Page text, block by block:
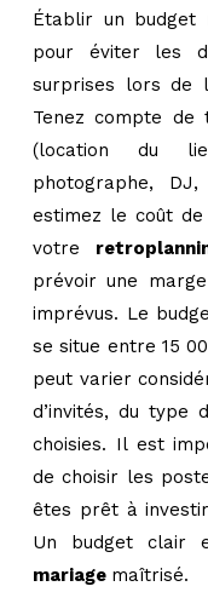
Établir un
pour éviter les
surprises lors de
Tenez compte de
(location du
photographe,
estimez le coût
votre
prévoir une
imprévus. Le
se situe entre 15
peut varier
d’invités, du type
choisies. Il est
de choisir les
êtes prêt à
Un budget clair
mariage maîtrisé.